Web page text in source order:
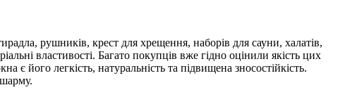
рушників, крест для хрещення, наборів для сауни, халатів,
властивості. Багато покупців вже гідно оцінили якість цих
його легкість, натуральність та підвищена зносостійкість.